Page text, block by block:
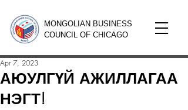
MONGOLIAN BUSINESS
COUNCIL OF CHICAGO
АЮУЛГҮЙ АЖИЛЛАГАА
НЭГТ!
Apr 7, 2023